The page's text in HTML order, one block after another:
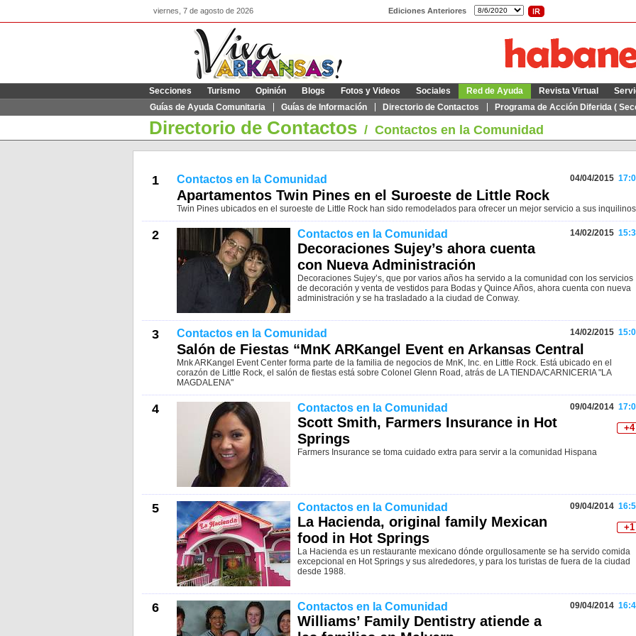
viernes, 7 de agosto de 2026 Ediciones Anteriores
Secciones Turismo Opinión Blogs Fotos y Videos Sociales
Red de Ayuda
Guías de Ayuda Comunitaria
Guías de Información Directorio de Contactos Programa de Acción Diferida (
Revista Virtual
Directorio de Contactos / Contactos en la Comunidad
1 Contactos en la Comunidad 04/04/2015
Apartamentos Twin Pines en el Suroeste de Little Rock
Twin Pines ubicados en el suroeste de Little Rock han sido remodelados para ofrecer un mejor servicio a sus
2 Contactos en la Comunidad 14/02/2015
Decoraciones Sujey’s ahora cuenta
con Nueva Administración
Decoraciones Sujey’s, que por varios años ha servido a la comunidad con los servicios
de decoración y venta de vestidos para Bodas y Quince Años, ahora cuenta con nueva
administración y se ha trasladado a la ciudad de Conway.
3 Contactos en la Comunidad 14/02/2015
Salón de Fiestas “MnK ARKangel Event en Arkansas Central
Mnk ARKangel Event Center forma parte de la familia de negocios de MnK, Inc. en Little Rock. Está ubicado en el
corazón de Little Rock, el salón de fiestas está sobre Colonel Glenn Road, atrás de LA TIENDA/CARNICERIA "LA
MAGDALENA"
4 Contactos en la Comunidad 09/04/2014
+4
Scott Smith, Farmers Insurance in Hot
Springs
Farmers Insurance se toma cuidado extra para servir a la comunidad Hispana
5 Contactos en la Comunidad 09/04/2014
+1
La Hacienda, original family Mexican
food in Hot Springs
La Hacienda es un restaurante mexicano dónde orgullosamente se ha servido comida
excepcional en Hot Springs y sus alrededores, y para los turistas de fuera de la ciudad
desde 1988.
6 Contactos en la Comunidad 09/04/2014
Williams’ Family Dentistry atiende a